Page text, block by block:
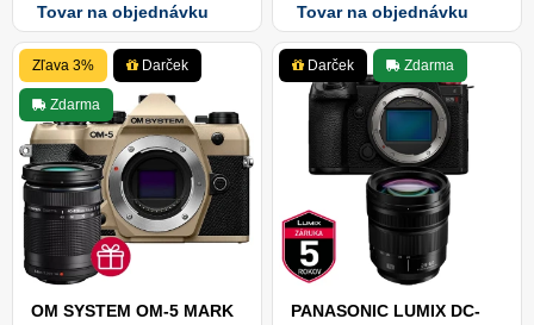
Tovar na objednávku Tovar na objednávku
Zľava 3% Darček
Zdarma
OM SYSTEM OM-5 MARK
Darček Zdarma
PANASONIC LUMIX DC-